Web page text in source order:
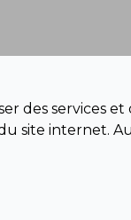
des services et
site internet.